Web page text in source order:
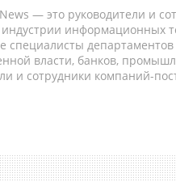
— это руководители и
информационных
специалисты
власти, банков,
и сотрудники компаний-